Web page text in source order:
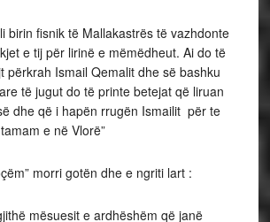
birin fisnik të Mallakastrës të vazhdonte
e tij për lirinë e mëmëdheut. Ai do të
përkrah Ismail Qemalit dhe së bashku
të jugut do të printe betejat që liruan
dhe që i hapën rrugën Ismailit për te
e në Vlorë”
morri gotën dhe e ngriti lart :
mësuesit e ardhëshëm që janë